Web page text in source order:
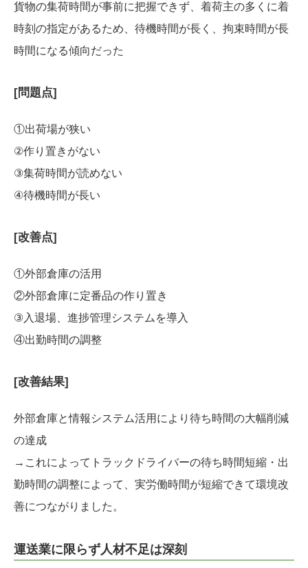
貨物の集荷時間が事前に把握できず、着荷主の多くに着
時刻の指定があるため、待機時間が長く、拘束時間が長
時間になる傾向だった
[問題点]
①出荷場が狭い
②作り置きがない
③集荷時間が読めない
④待機時間が長い
[改善点]
①外部倉庫の活用
②外部倉庫に定番品の作り置き
③入退場、進捗管理システムを導入
④出勤時間の調整
[改善結果]
外部倉庫と情報システム活用により待ち時間の大幅削減
の達成
→これによってトラックドライバーの待ち時間短縮・出
勤時間の調整によって、実労働時間が短縮できて環境改
善につながりました。
運送業に限らず人材不足は深刻